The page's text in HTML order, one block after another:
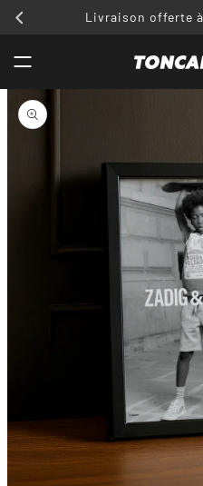
Livraison offerte
PASSER AUX
INFORMATIONS
PRODUITS